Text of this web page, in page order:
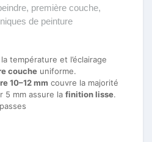
, première couche,
de peinture
température et l’éclairage
couche uniforme.
10–12 mm couvre la majorité
5 mm assure la finition lisse.